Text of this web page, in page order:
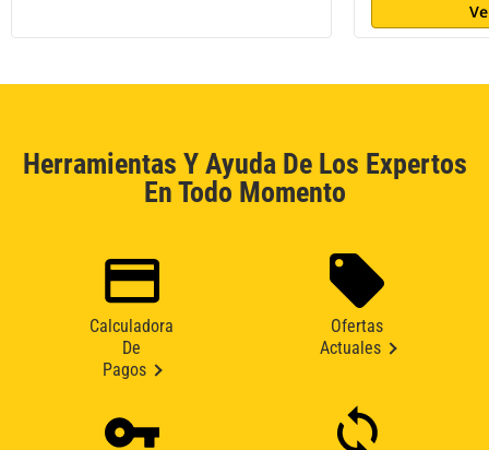
Herramientas Y Ayuda De Los Expertos
En Todo Momento
Calculadora
De
Pagos
Ofertas
Actuales